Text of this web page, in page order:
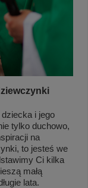
i jego
tylko duchowo,
na
to jesteś we
Ci kilka
małą
lata.